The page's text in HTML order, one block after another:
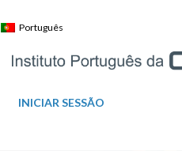
to
Português
INICIAR SESSÃO